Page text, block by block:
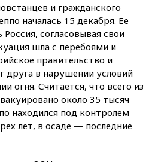
и гражданского
началась 15 декабря. Ее
согласовывая свои
шла с перебоями и
правительство и
друга в нарушении условий
огня. Считается, что всего из
около 35 тысяч
находился под контролем
лет, в осаде — последние